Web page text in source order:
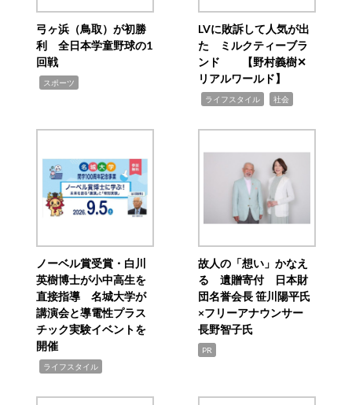
弓ヶ浜（鳥取）が初勝
利 全日本学童野球の1
回戦
スポーツ
LVに敗訴して人気が出
た ミルクティーブラ
ンド 【野村義樹✕
リアルワールド】
ライフスタイル 社会
ノーベル賞受賞・白川
英樹博士が小中高生を
直接指導 名城大学が
講演会と導電性プラス
チック実験イベントを
開催
ライフスタイル
故人の「想い」かなえ
る 遺贈寄付 日本財
団名誉会長 笹川陽平氏
×フリーアナウンサー
長野智子氏
PR